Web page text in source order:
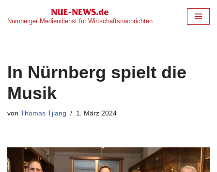
Zum
Nürnberger Mediendienst für Wirtschaftsnachrichten
In Nürnberg spielt die
Musik
von Thomas Tjiang 1. März 2024